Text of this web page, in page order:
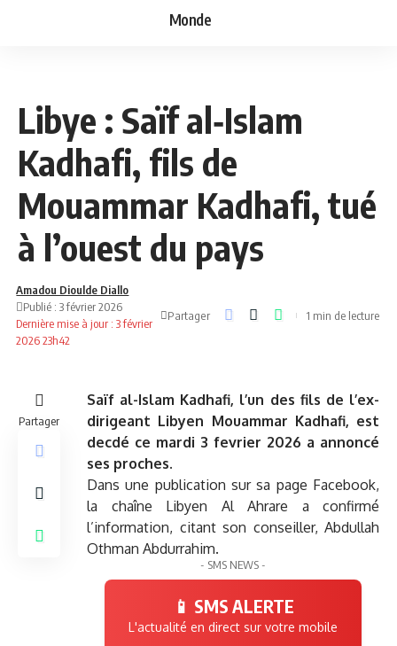
Monde
Libye : Saïf al‑Islam
Kadhafi, fils de
Mouammar Kadhafi, tué
à l’ouest du pays
Dernière mise à jour : 3 février
2026 23h42
Amadou Dioulde Diallo
Publié : 3 février 2026
Partager 1 min de lecture
Partager
Saïf al-Islam Kadhafi, l’un des fils de l’ex-
dirigeant Libyen Mouammar Kadhafi, est
decdé ce mardi 3 fevrier 2026 a annoncé
ses proches.
Dans une publication sur sa page Facebook,
la chaîne Libyen Al Ahrare a confirmé
l’information, citant son conseiller, Abdullah
Othman Abdurrahim.
- SMS NEWS -
📱 SMS ALERTE
L'actualité en direct sur votre mobile